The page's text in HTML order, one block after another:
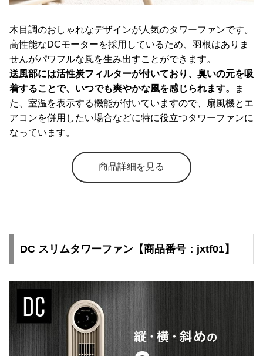
木目調のおしゃれなデザインが人気のタワーファンです。
高性能なDCモーターを採用しているため、羽根はありま
せんがパワフルな風を生み出すことができます。
送風部には活性炭フィルターが付いており、臭いの元を吸
着することで、いつでも爽やかな風を感じられます。
ま
た、室温を表示する機能が付いていますので、扇風機とエ
アコンを併用したい場合などに特に役立つタワーファンに
なっています。
商品詳細を見る
DC スリムタワーファン【商品番号：jxtf01】